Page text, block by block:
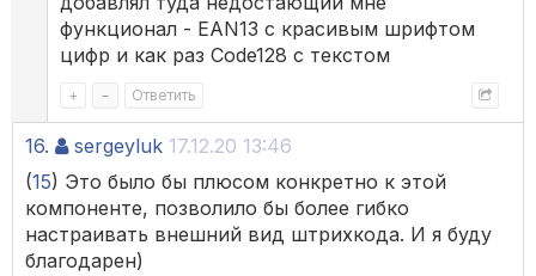
функционал - EAN13 с красивым шрифтом
цифр и как раз Code128 c текстом
+ – Ответить
16. sergeyluk 17.12.20 13:46
(15) Это было бы плюсом конкретно к этой
компоненте, позволило бы более гибко
настраивать внешний вид штрихкода. И я буду
благодарен)